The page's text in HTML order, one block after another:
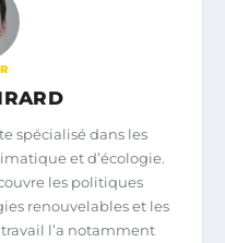
spécialisé dans les
et d’écologie.
les politiques
renouvelables et les
l’a notamment